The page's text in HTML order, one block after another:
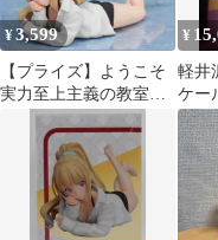
¥3,599
【プライズ】ようこそ
実力至上主義の教室
へ 1/7スケールフィギ
ュア 軽井沢恵
¥
軽井
ケー